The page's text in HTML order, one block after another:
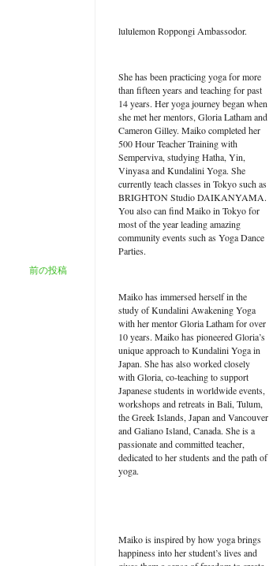
前の投稿
lululemon Roppongi Ambassodor.
She has been practicing yoga for more
than fifteen years and teaching for past
14 years. Her yoga journey began when
she met her mentors, Gloria Latham and
Cameron Gilley. Maiko completed her
500 Hour Teacher Training with
Semperviva, studying Hatha, Yin,
Vinyasa and Kundalini Yoga. She
currently teach classes in Tokyo such as
BRIGHTON Studio DAIKANYAMA.
You also can find Maiko in Tokyo for
most of the year leading amazing
community events such as Yoga Dance
Parties.
Maiko has immersed herself in the
study of Kundalini Awakening Yoga
with her mentor Gloria Latham for over
10 years. Maiko has pioneered Gloria’s
unique approach to Kundalini Yoga in
Japan. She has also worked closely
with Gloria, co-teaching to support
Japanese students in worldwide events,
workshops and retreats in Bali, Tulum,
the Greek Islands, Japan and Vancouver
and Galiano Island, Canada. She is a
passionate and committed teacher,
dedicated to her students and the path of
yoga.
Maiko is inspired by how yoga brings
happiness into her student’s lives and